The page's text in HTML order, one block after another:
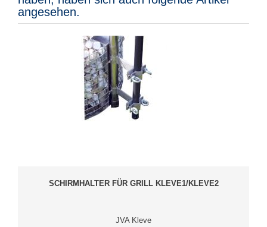
angesehen.
SCHIRMHALTER FÜR GRILL KLEVE1/KLEVE2
JVA Kleve